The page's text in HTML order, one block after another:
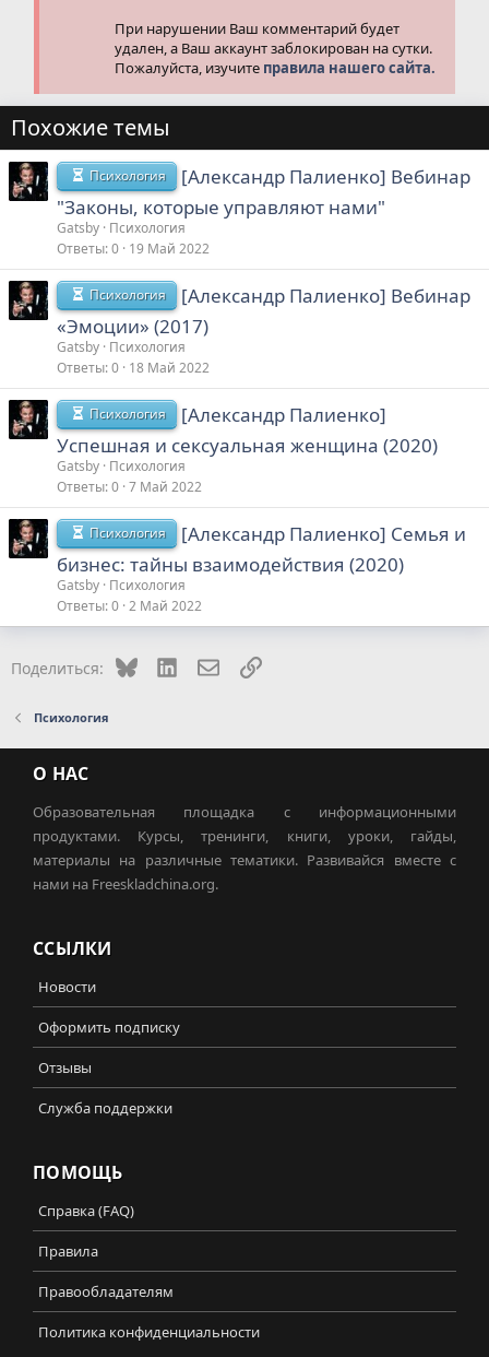
При нарушении Ваш комментарий будет
удален, а Ваш аккаунт заблокирован на сутки.
Пожалуйста, изучите правила нашего сайта.
Похожие темы
Психология
[Александр Палиенко] Вебинар
"Законы, которые управляют нами"
Gatsby Психология
Ответы 0 19 Май 2022
Психология
[Александр Палиенко] Вебинар
«Эмоции» (2017)
Gatsby Психология
Ответы 0 18 Май 2022
Психология
[Александр Палиенко]
Успешная и сексуальная женщина (2020)
Gatsby Психология
Ответы 0 7 Май 2022
Психология
[Александр Палиенко] Семья и
бизнес: тайны взаимодействия (2020)
Gatsby Психология
Ответы 0 2 Май 2022
Поделиться: Bluesky LinkedInЭлектронная почта
Ссылка
Психология
О НАС
Образовательная площадка с информационными
продуктами. Курсы, тренинги, книги, уроки, гайды,
материалы на различные тематики. Развивайся вместе с
нами на Freeskladchina.org.
ССЫЛКИ
Новости
Оформить подписку
Отзывы
Служба поддержки
ПОМОЩЬ
Справка (FAQ)
Правила
Правообладателям
Политика конфиденциальности